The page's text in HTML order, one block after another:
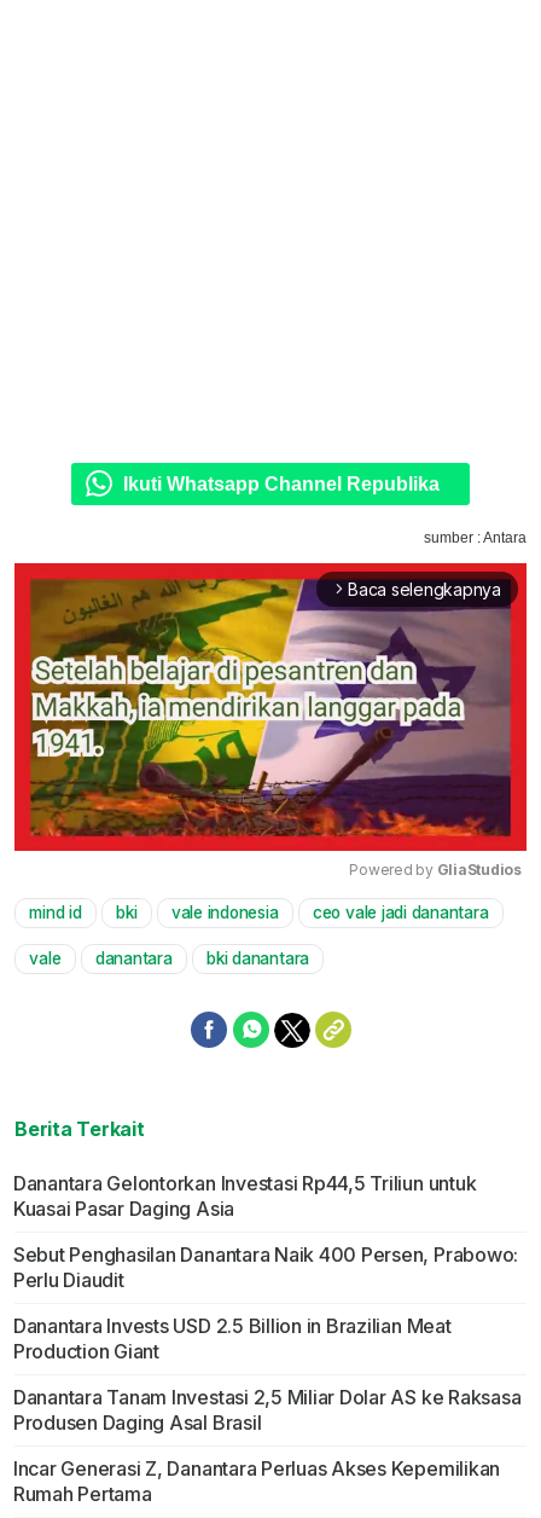
Ikuti Whatsapp Channel Republika
sumber : Antara
arrow_forward_ios Baca selengkapnya
Mute
Powered by GliaStudios
mind id bki vale indonesia ceo vale jadi danantara
vale danantara bki danantara
Berita Terkait
Danantara Gelontorkan Investasi Rp44,5 Triliun untuk
Kuasai Pasar Daging Asia
Sebut Penghasilan Danantara Naik 400 Persen, Prabowo:
Perlu Diaudit
Danantara Invests USD 2.5 Billion in Brazilian Meat
Production Giant
Danantara Tanam Investasi 2,5 Miliar Dolar AS ke Raksasa
Produsen Daging Asal Brasil
Incar Generasi Z, Danantara Perluas Akses Kepemilikan
Rumah Pertama